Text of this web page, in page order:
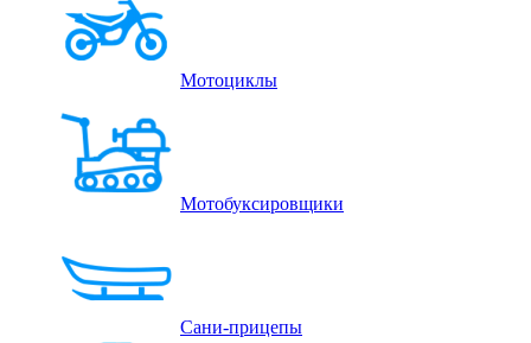
Мотоциклы
Мотобуксировщики
Сани-прицепы